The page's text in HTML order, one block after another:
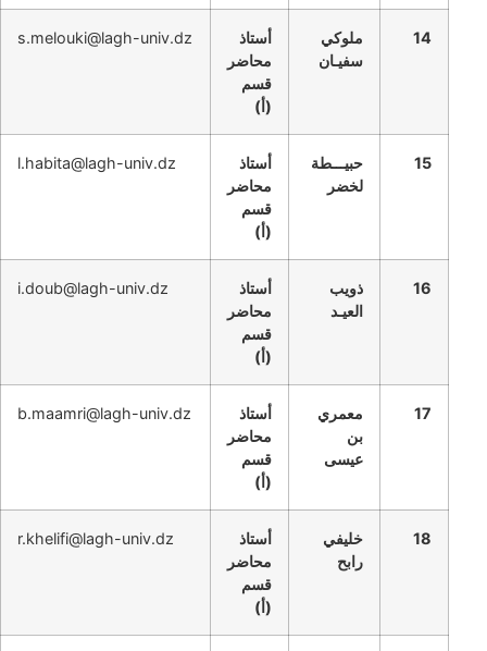
s.melouki@lagh-univ.dz
أستاذ
محاضر
قسم
(أ)
ملوكي
سفيـان
14
l.habita@lagh-univ.dz
أستاذ
محاضر
قسم
(أ)
حبيـــطة
لخضر
15
i.doub@lagh-univ.dz
أستاذ
محاضر
قسم
(أ)
ذويب
العيـد
16
b.maamri@lagh-univ.dz
أستاذ
محاضر
قسم
(أ)
معمري
بن
عيسى
17
r.khelifi@lagh-univ.dz
أستاذ
محاضر
قسم
(أ)
خليفي
رابح
18